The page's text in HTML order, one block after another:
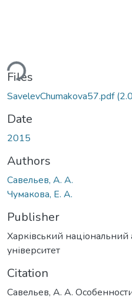
Files
SavelevChumakova57.pdf
Date
2015
Authors
Савельев, А. А.
Чумакова, Е. А.
Publisher
Харківський
університет
Citation
Савельев, А. А.